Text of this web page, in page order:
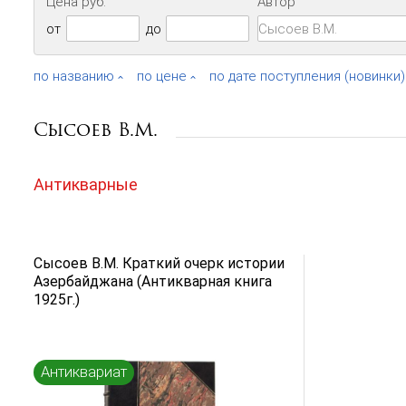
от
до
по названию по цене по дате поступления (новинки)
Сысоев В.М.
Антикварные
Сысоев В.М. Краткий очерк истории
Азербайджана (Антикварная книга
1925г.)
Антиквариат